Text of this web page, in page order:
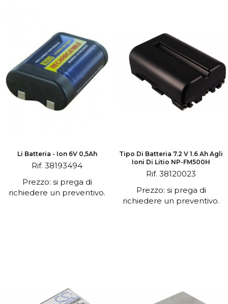
Li Batteria - Ion 6V 0,5Ah
Rif. 38193494
Prezzo: si prega di
richiedere un preventivo.
Tipo Di Batteria 7.2 V 1.6 Ah Agli
Ioni Di Litio NP-FM500H
Rif. 38120023
Prezzo: si prega di
richiedere un preventivo.